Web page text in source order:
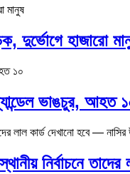
দুর্ভোগে হাজারো
ভাঙচুর, আহত
নির্বাচনে